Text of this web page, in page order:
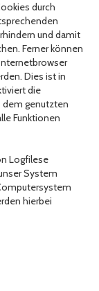
durch
und damit
Ferner können
Dies ist in
die
dem genutzten
Funktionen
Logfilese
System
hierbei